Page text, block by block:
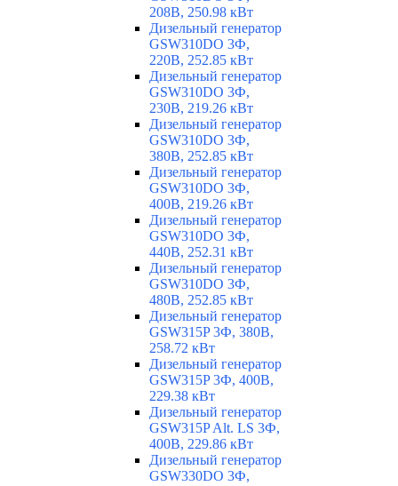
208В, 250.98 кВт
Дизельный генератор
GSW310DO 3Ф,
220В, 252.85 кВт
Дизельный генератор
GSW310DO 3Ф,
230В, 219.26 кВт
Дизельный генератор
GSW310DO 3Ф,
380В, 252.85 кВт
Дизельный генератор
GSW310DO 3Ф,
400В, 219.26 кВт
Дизельный генератор
GSW310DO 3Ф,
440В, 252.31 кВт
Дизельный генератор
GSW310DO 3Ф,
480В, 252.85 кВт
Дизельный генератор
GSW315P 3Ф, 380В,
258.72 кВт
Дизельный генератор
GSW315P 3Ф, 400В,
229.38 кВт
Дизельный генератор
GSW315P Alt. LS 3Ф,
400В, 229.86 кВт
Дизельный генератор
GSW330DO 3Ф,